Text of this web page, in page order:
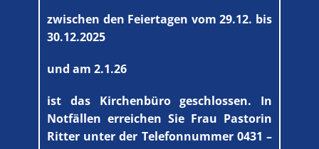
zwischen den Feiertagen vom 29.12. bis
30.12.2025
und am 2.1.26
ist das Kirchenbüro geschlossen. In
Notfällen erreichen Sie Frau Pastorin
Ritter unter der Telefonnummer 0431 –